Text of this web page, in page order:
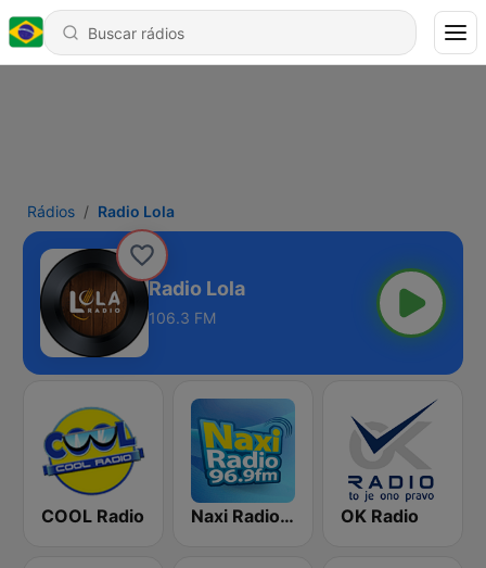
Rádios Radio Lola
Radio Lola
106.3 FM
COOL Radio Naxi Radio 96.9 FM OK Radio